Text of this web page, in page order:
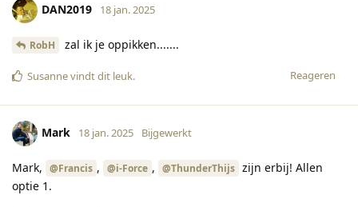
DAN2019 18 jan. 2025
RobH zal ik je oppikken.......
Reageren
Susannevindt dit leuk.
Mark 18 jan. 2025 Bijgewerkt
Mark, @Francis , @i-Force , @ThunderThijs zijn erbij! Allen
optie 1.